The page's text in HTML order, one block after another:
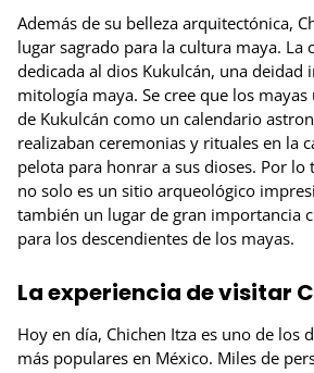
Además de su belleza arquitectónica,
lugar sagrado para la cultura maya. La
dedicada al dios Kukulcán, una deidad
mitología maya. Se cree que los
de Kukulcán como un calendario
realizaban ceremonias y rituales en la
pelota para honrar a sus dioses. Por lo
no solo es un sitio arqueológico
también un lugar de gran importancia
para los descendientes de los mayas.
La experiencia de visitar
Hoy en día, Chichen Itza es uno de los
más populares en México. Miles de